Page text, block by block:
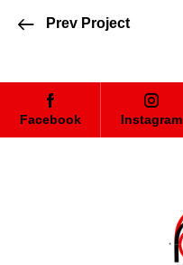
Prev Project
Facebook Instagram